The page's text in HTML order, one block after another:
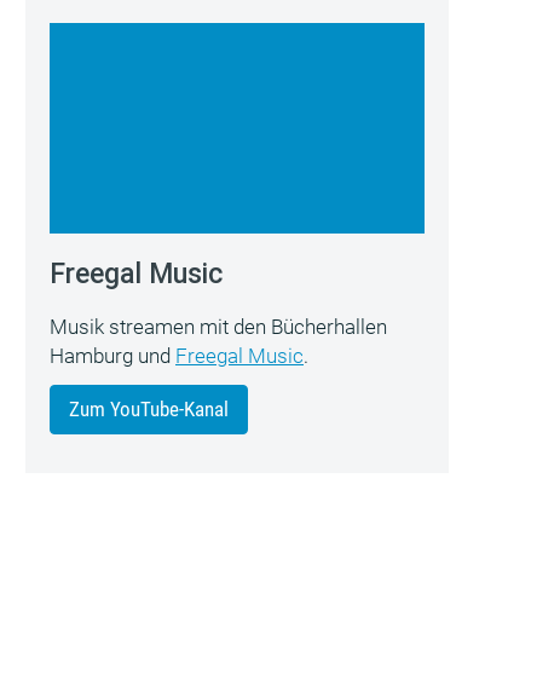
Freegal Music
Musik streamen mit den Bücherhallen
Hamburg und Freegal Music.
Zum YouTube-Kanal